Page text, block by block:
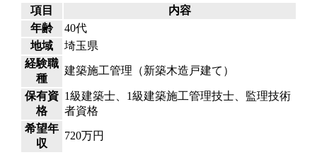
項目
内容
年齢
40代
地域
埼玉県
経験職
種
建築施工管理（新築木造戸建て）
保有資
格
1級建築士、1級建築施工管理技士、監理技術
者資格
希望年
収
720万円